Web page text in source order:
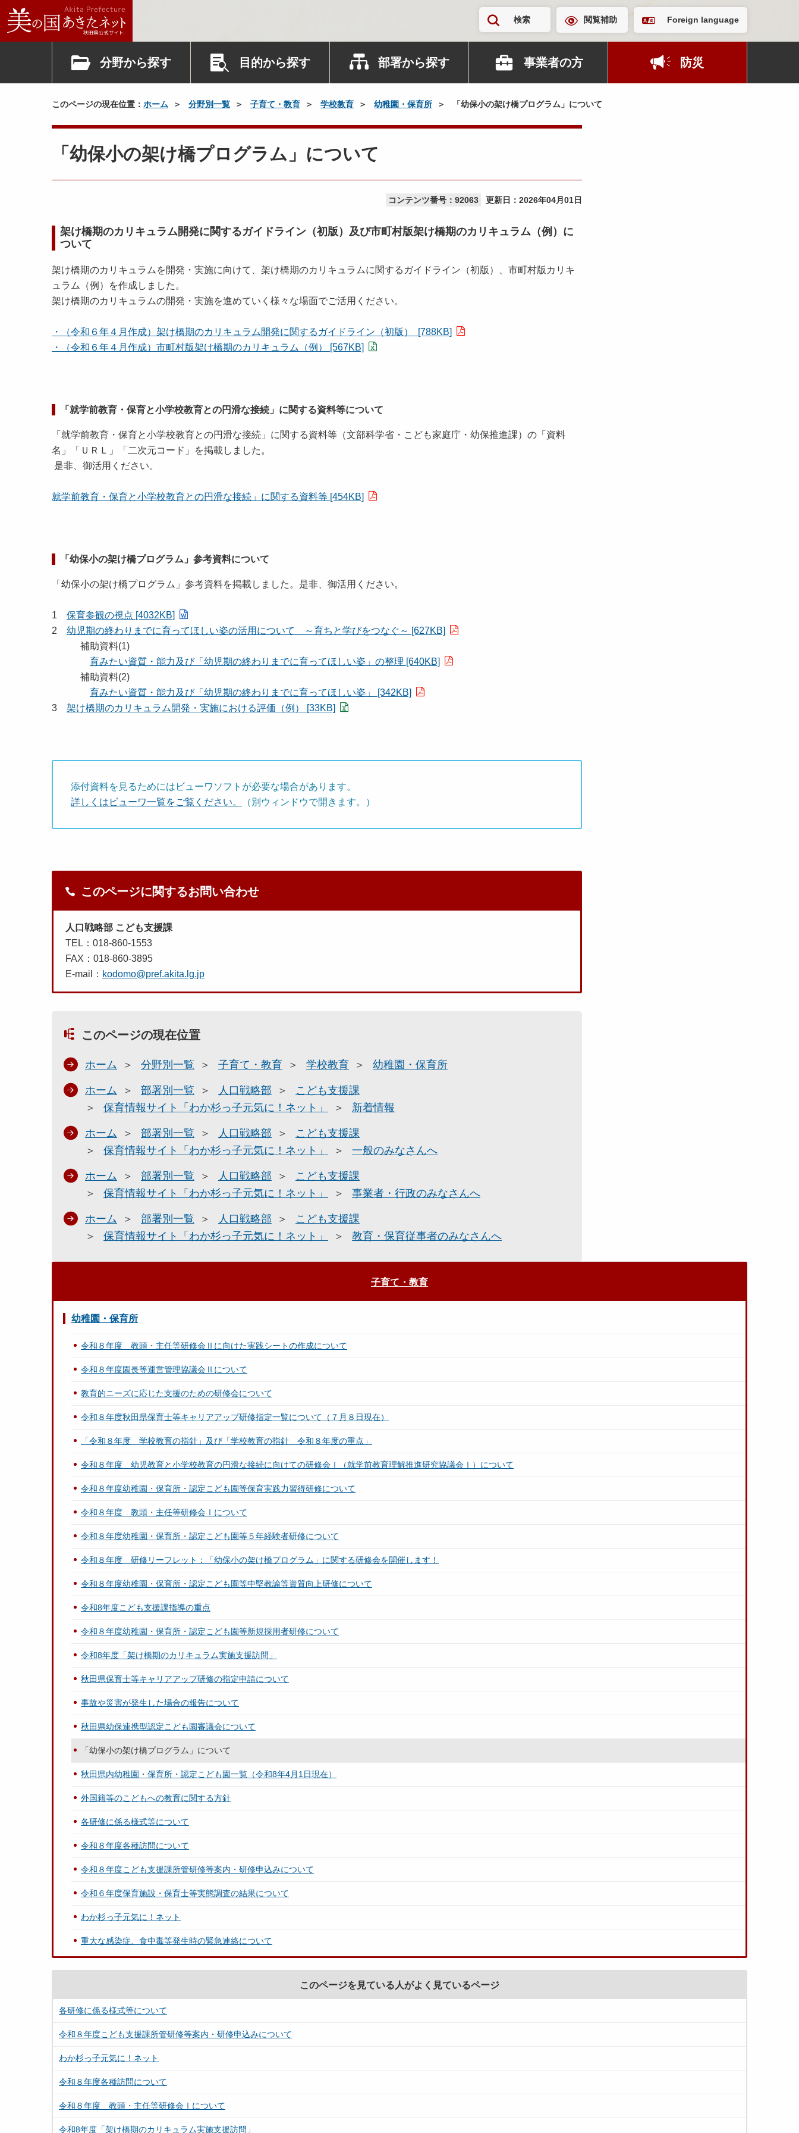
検索 閲覧補助 Foreign language
分野から探す 目的から探す 部署から探す 事業者の方 防災
このページの現在位置： ホーム 分野別一覧 子育て・教育 学校教育 幼稚園・保育所 「幼保小の架け橋プログラム」について
「幼保小の架け橋プログラム」について
コンテンツ番号：92063 更新日： 2026年04月01日
架け橋期のカリキュラム開発に関するガイドライン（初版）及び市町村版架け橋期のカリキュラム（例）に
ついて
架け橋期のカリキュラムを開発・実施に向けて、架け橋期のカリキュラムに関するガイドライン（初版）、市町村版カリキ
ュラム（例）を作成しました。
架け橋期のカリキュラムの開発・実施を進めていく様々な場面でご活用ください。
・（令和６年４月作成）架け橋期のカリキュラム開発に関するガイドライン（初版） [788KB]
・（令和６年４月作成）市町村版架け橋期のカリキュラム（例） [567KB]
「就学前教育・保育と小学校教育との円滑な接続」に関する資料等について
「就学前教育・保育と小学校教育との円滑な接続」に関する資料等（文部科学省・こども家庭庁・幼保推進課）の「資料
名」「ＵＲＬ」「二次元コード」を掲載しました。
是非、御活用ください。
就学前教育・保育と小学校教育との円滑な接続」に関する資料等 [454KB]
「幼保小の架け橋プログラム」参考資料について
「幼保小の架け橋プログラム」参考資料を掲載しました。是非、御活用ください。
1 保育参観の視点 [4032KB]
2 幼児期の終わりまでに育ってほしい姿の活用について ～育ちと学びをつなぐ～ [627KB]
補助資料(1)
育みたい資質・能力及び「幼児期の終わりまでに育ってほしい姿」の整理 [640KB]
補助資料(2)
育みたい資質・能力及び「幼児期の終わりまでに育ってほしい姿」 [342KB]
3 架け橋期のカリキュラム開発・実施における評価（例） [33KB]
添付資料を見るためにはビューワソフトが必要な場合があります。
詳しくはビューワ一覧をご覧ください。
（別ウィンドウで開きます。）
このページに関するお問い合わせ
人口戦略部 こども支援課
TEL：018-860-1553
FAX：018-860-3895
E-mail： kodomo@pref.akita.lg.jp
このページの現在位置
ホーム 分野別一覧 子育て・教育 学校教育 幼稚園・保育所
ホーム 部署別一覧 人口戦略部
こども支援課
保育情報サイト「わか杉っ子元気に！ネット」
新着情報
ホーム 部署別一覧 人口戦略部
こども支援課
保育情報サイト「わか杉っ子元気に！ネット」
一般のみなさんへ
ホーム 部署別一覧 人口戦略部
こども支援課
保育情報サイト「わか杉っ子元気に！ネット」
事業者・行政のみなさんへ
ホーム 部署別一覧 人口戦略部
こども支援課
保育情報サイト「わか杉っ子元気に！ネット」
教育・保育従事者のみなさんへ
子育て・教育
幼稚園・保育所
令和８年度 教頭・主任等研修会Ⅱに向けた実践シートの作成について
令和８年度園長等運営管理協議会Ⅱについて
教育的ニーズに応じた支援のための研修会について
令和８年度秋田県保育士等キャリアアップ研修指定一覧について（７月８日現在）
「令和８年度 学校教育の指針」及び「学校教育の指針 令和８年度の重点」
令和８年度 幼児教育と小学校教育の円滑な接続に向けての研修会Ⅰ（就学前教育理解推進研究協議会Ⅰ）について
令和８年度幼稚園・保育所・認定こども園等保育実践力習得研修について
令和８年度 教頭・主任等研修会Ⅰについて
令和８年度幼稚園・保育所・認定こども園等５年経験者研修について
令和８年度 研修リーフレット：「幼保小の架け橋プログラム」に関する研修会を開催します！
令和８年度幼稚園・保育所・認定こども園等中堅教諭等資質向上研修について
令和8年度こども支援課指導の重点
令和８年度幼稚園・保育所・認定こども園等新規採用者研修について
令和8年度「架け橋期のカリキュラム実施支援訪問」
秋田県保育士等キャリアアップ研修の指定申請について
事故や災害が発生した場合の報告について
秋田県幼保連携型認定こども園審議会について
「幼保小の架け橋プログラム」について
秋田県内幼稚園・保育所・認定こども園一覧（令和8年4月1日現在）
外国籍等のこどもへの教育に関する方針
各研修に係る様式等について
令和８年度各種訪問について
令和８年度こども支援課所管研修等案内・研修申込みについて
令和６年度保育施設・保育士等実態調査の結果について
わか杉っ子元気に！ネット
重大な感染症、食中毒等発生時の緊急連絡について
このページを見ている人がよく見ているページ
各研修に係る様式等について
令和８年度こども支援課所管研修等案内・研修申込みについて
わか杉っ子元気に！ネット
令和８年度各種訪問について
令和８年度 教頭・主任等研修会Ⅰについて
令和8年度「架け橋期のカリキュラム実施支援訪問」